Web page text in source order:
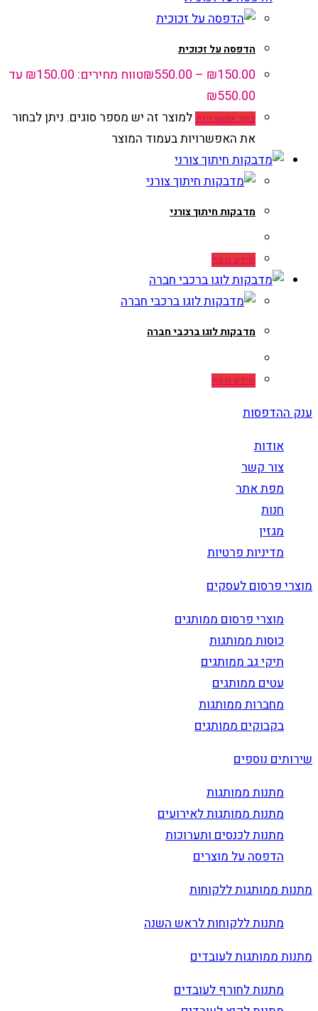
הדפסה על זכוכית
₪150.00
–
₪550.00
טווח מחירים: ⁦₪150.00⁩ עד
בחר אפשרויות למוצר זה יש מספר סוגים. ניתן לבחור
את האפשרויות בעמוד המוצר
מדבקות חיתוך צורני
מידע נוסף
מדבקות לוגו ברכבי חברה
מידע נוסף
ענק ההדפסות
אודות
צור קשר
מפת אתר
חנות
מגזין
מדיניות פרטיות
מוצרי פרסום לעסקים
מוצרי פרסום ממותגים
כוסות ממותגות
תיקי גב ממותגים
עטים ממותגים
מחברות ממותגות
בקבוקים ממותגים
שירותים נוספים
מתנות ממותגות
מתנות ממותגות לאירועים
מתנות לכנסים ותערוכות
הדפסה על מוצרים
מתנות ממותגות ללקוחות
מתנות ללקוחות לראש השנה
מתנות ממותגות לעובדים
מתנות לחורף לעובדים